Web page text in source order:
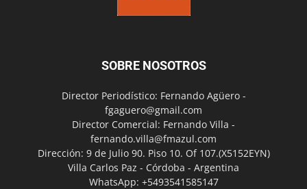
SOBRE NOSOTROS
Director Periodístico: Fernando Agüero -
fgaguero@gmail.com
Director Comercial: Fernando Villa -
fernando.villa@fmazul.com
Dirección: 9 de Julio 90. Piso 10. Of 107.(X5152EYN)
Villa Carlos Paz - Córdoba - Argentina
WhatsApp: +5493541585147